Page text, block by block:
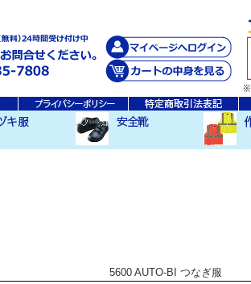
5600 AUTO-BI つなぎ服